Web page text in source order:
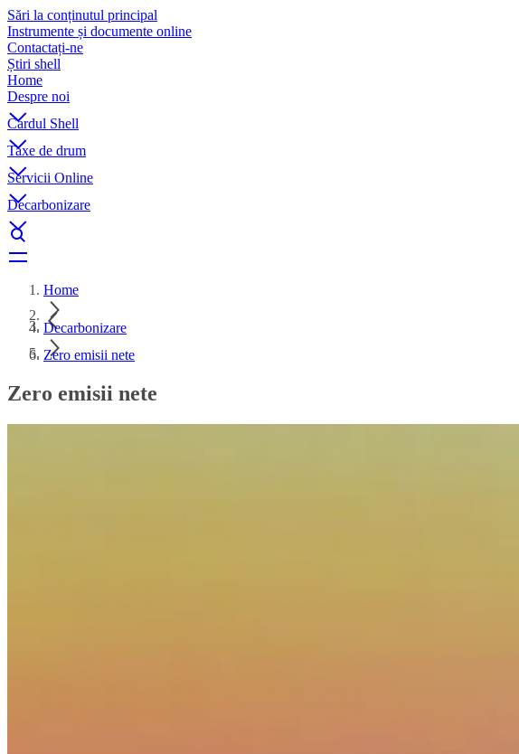
Sări la conținutul principal
Instrumente și documente online
Contactați-ne
Știri shell
Home
Despre noi
Cardul Shell
Taxe de drum
Servicii Online
Decarbonizare
Home
Decarbonizare
Zero emisii nete
Zero emisii nete